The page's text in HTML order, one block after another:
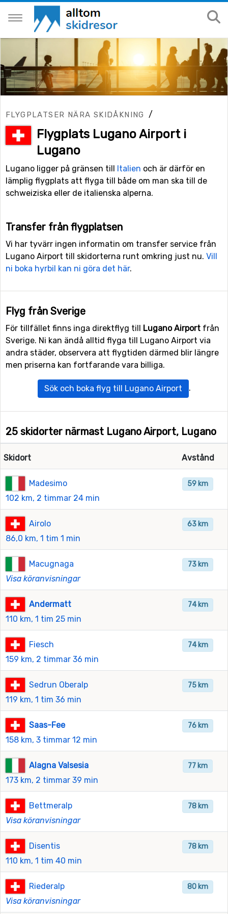
FLYGPLATSER NÄRA SKIDÅKNING /
Flygplats Lugano Airport i
Lugano
Lugano ligger på gränsen till Italien och är därför en
lämplig flygplats att flyga till både om man ska till de
schweiziska eller de italienska alperna.
Transfer från flygplatsen
Vi har tyvärr ingen informatin om transfer service från
Lugano Airport till skidorterna runt omkring just nu. Vill
ni boka hyrbil kan ni göra det här.
Flyg från Sverige
För tillfället finns inga direktflyg till Lugano Airport från
Sverige. Ni kan ändå alltid flyga till Lugano Airport via
andra städer, observera att flygtiden därmed blir längre
men priserna kan fortfarande vara billiga.
Sök och boka flyg till Lugano Airport .
25 skidorter närmast Lugano Airport, Lugano
Skidort Avstånd
Madesimo
102 km, 2 timmar 24 min
59 km
Airolo
86,0 km, 1 tim 1 min
63 km
Macugnaga
Visa köranvisningar
73 km
Andermatt
110 km, 1 tim 25 min
74 km
Fiesch
159 km, 2 timmar 36 min
74 km
Sedrun Oberalp
119 km, 1 tim 36 min
75 km
Saas-Fee
158 km, 3 timmar 12 min
76 km
Alagna Valsesia
173 km, 2 timmar 39 min
77 km
Bettmeralp
Visa köranvisningar
78 km
Disentis
110 km, 1 tim 40 min
78 km
Riederalp
Visa köranvisningar
80 km